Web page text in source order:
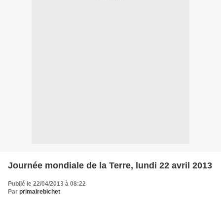
Journée mondiale de la Terre, lundi 22 avril 2013
Publié le 22/04/2013 à 08:22
Par primairebichet